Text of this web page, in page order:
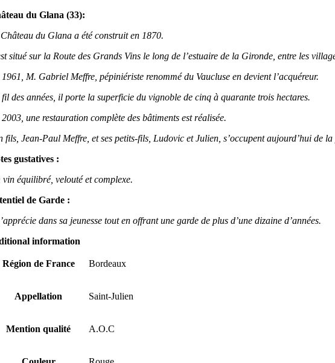
du Glana (33):
du Glana a été construit en 1870.
situé sur la Route des Grands Vins le long de l’estuaire de la Gironde, entre les
M. Gabriel Meffre, pépiniériste renommé du Vaucluse en devient l’acquéreur.
des années, il porte la superficie du vignoble de cinq à quarante trois hectares.
une restauration complète des bâtiments est réalisée.
fils, Jean-Paul Meffre, et ses petits-fils, Ludovic et Julien, s’occupent aujourd’hui de
gustatives :
vin équilibré, velouté et complexe.
de Garde :
dans sa jeunesse tout en offrant une garde de plus d’une dizaine d’années.
information
Région de France Bordeaux
Appellation Saint-Julien
Mention qualité A.O.C